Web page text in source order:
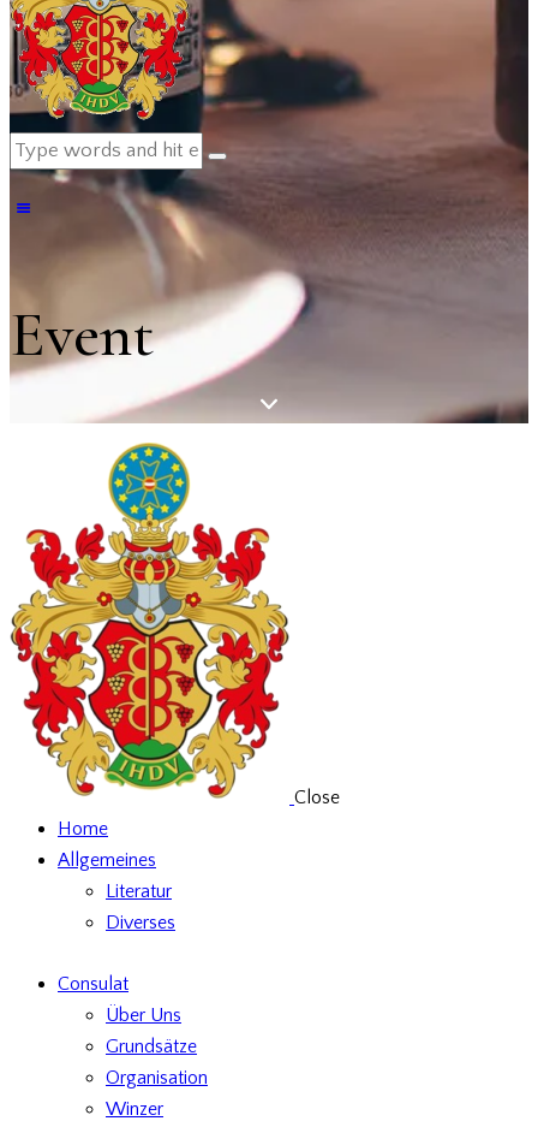
Event
Close
Home
Allgemeines
Literatur
Diverses
Consulat
Über Uns
Grundsätze
Organisation
Winzer